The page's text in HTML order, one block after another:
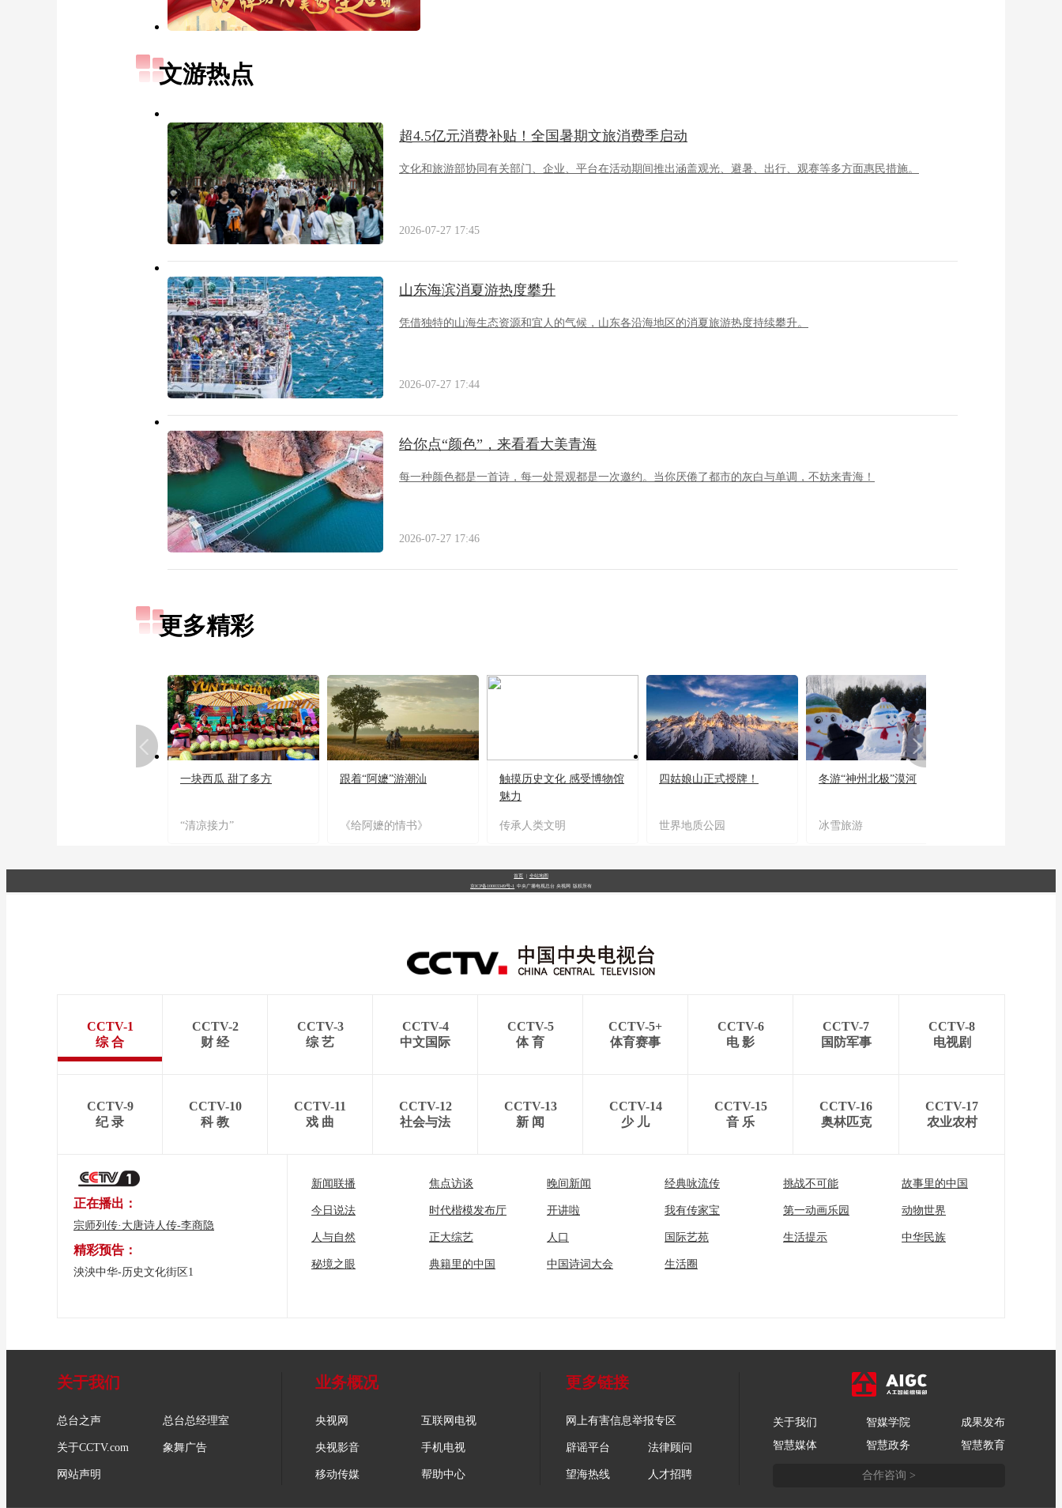
文游热点
超4.5亿元消费补贴！全国暑期文旅消费季启动
文化和旅游部协同有关部门、企业、平台在活动期间推出涵盖观光、避暑、出行、观赛等多方面惠民措施。
2026-07-27 17:45
山东海滨消夏游热度攀升
凭借独特的山海生态资源和宜人的气候，山东各沿海地区的消夏旅游热度持续攀升。
2026-07-27 17:44
给你点“颜色”，来看看大美青海
每一种颜色都是一首诗，每一处景观都是一次邀约。当你厌倦了都市的灰白与单调，不妨来青海！
2026-07-27 17:46
更多精彩
一块西瓜 甜了多方
“清凉接力”
跟着“阿嬷”游潮汕
《给阿嬷的情书》
触摸历史文化 感受博物馆
魅力
传承人类文明
四姑娘山正式授牌！
世界地质公园
冬游“神州北极”漠河
冰雪旅游
首页 全站地图
京ICP备10003349号-1 中央广播电视总台 央视网 版权所有
CCTV-1
综 合
CCTV-2
财 经
CCTV-3
综 艺
CCTV-4
中文国际
CCTV-5
体 育
CCTV-5+
体育赛事
CCTV-6
电 影
CCTV-7
国防军事
CCTV-8
电视剧
CCTV-9
纪 录
CCTV-10
科 教
CCTV-11
戏 曲
CCTV-12
社会与法
CCTV-13
新 闻
CCTV-14
少 儿
CCTV-15
音 乐
CCTV-16
奥林匹克
CCTV-17
农业农村
正在播出：
宗师列传·大唐诗人传-李商隐
精彩预告：
泱泱中华-历史文化街区1
新闻联播 焦点访谈 晚间新闻 经典咏流传 挑战不可能 故事里的中国
今日说法 时代楷模发布厅 开讲啦 我有传家宝 第一动画乐园 动物世界
人与自然 正大综艺 人口 国际艺苑 生活提示 中华民族
秘境之眼 典籍里的中国 中国诗词大会 生活圈
关于我们
总台之声 总台总经理室
关于CCTV.com 象舞广告
网站声明
业务概况
央视网 互联网电视
央视影音 手机电视
移动传媒 帮助中心
更多链接
网上有害信息举报专区
辟谣平台 法律顾问
望海热线 人才招聘
关于我们 智媒学院
成果发布
智慧媒体
智慧政务 智慧教育
合作咨询 >